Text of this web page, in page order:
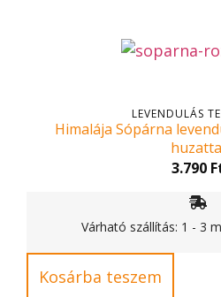
LEVENDULÁS
Himalája Sópárna
3.790
Várható szállítás: 1 - 3
Kosárba teszem